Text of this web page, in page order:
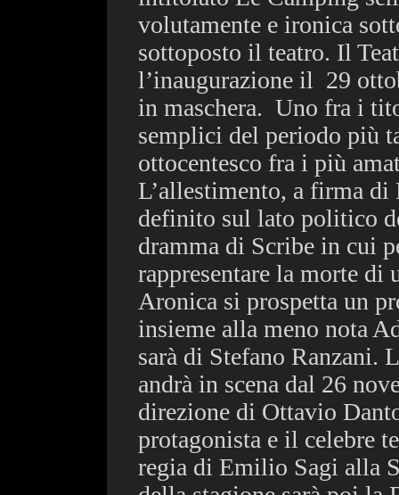
volutamente e ironica
sottoposto il teatro. Il
l’inaugurazione il 29
in maschera. Uno fra i
semplici del periodo più
ottocentesco fra i più
L’allestimento, a firma
definito sul lato politico
dramma di Scribe in cui
rappresentare la morte di
Aronica si prospetta un
insieme alla meno nota
sarà di Stefano Ranzani.
andrà in scena dal 26
direzione di Ottavio
protagonista e il celebre
regia di Emilio Sagi alla